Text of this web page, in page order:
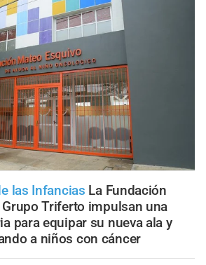
las Infancias La Fundación
Triferto impulsan una
para equipar su nueva ala y
a niños con cáncer